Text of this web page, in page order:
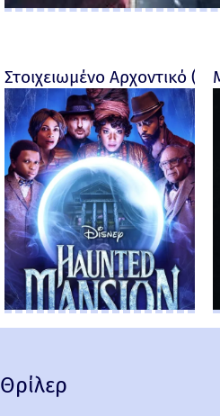
Στοιχειωμένο Αρχοντικό
Θρίλερ